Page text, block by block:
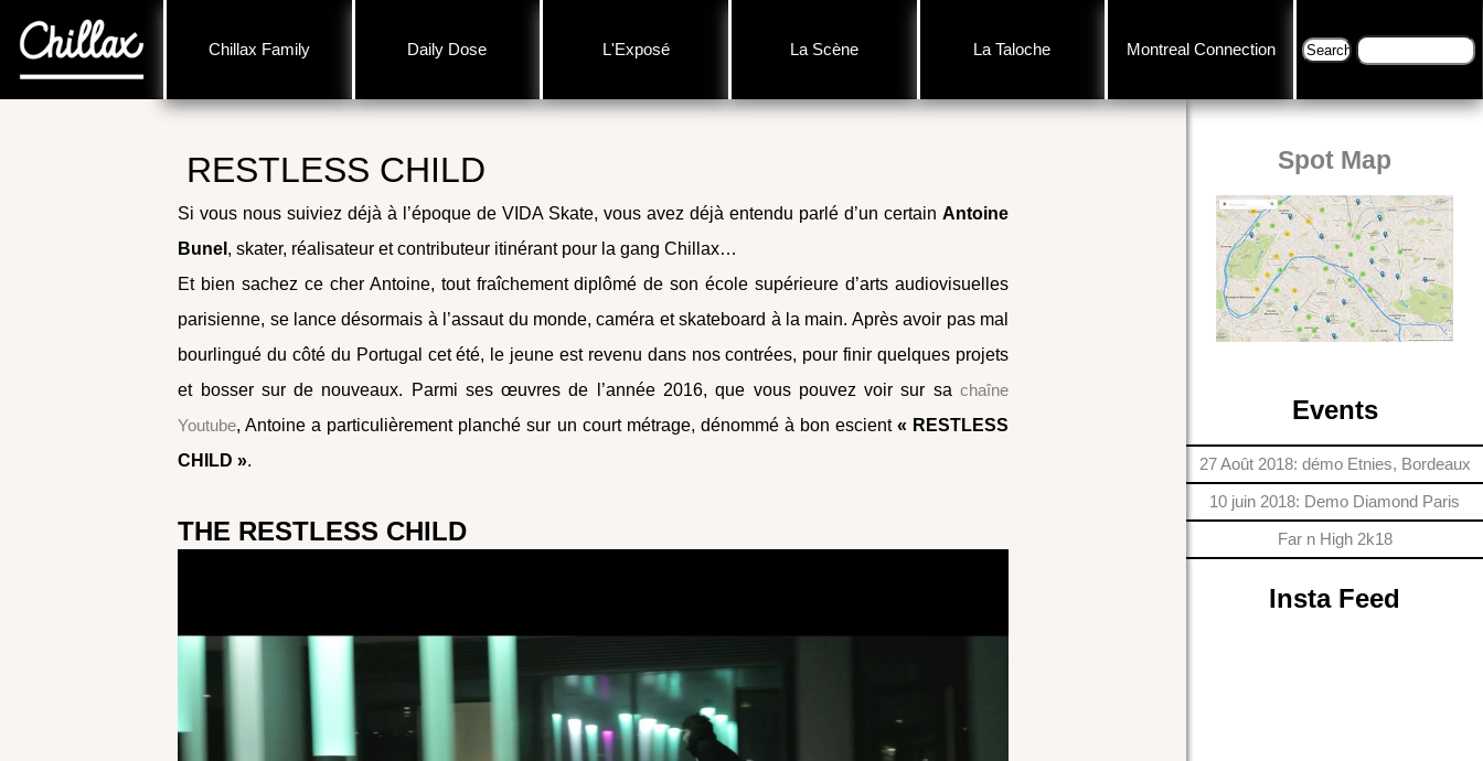
Chillax Family Daily Dose L'Exposé La Scène La Taloche Montreal Connection
RESTLESS CHILD
Si vous nous suiviez déjà à l’époque de VIDA Skate, vous avez déjà entendu parlé d’un certain Antoine
Bunel , skater, réalisateur et contributeur itinérant pour la gang Chillax…
Et bien sachez ce cher Antoine, tout fraîchement diplômé de son école supérieure d’arts audiovisuelles
parisienne, se lance désormais à l’assaut du monde, caméra et skateboard à la main. Après avoir pas mal
bourlingué du côté du Portugal cet été, le jeune est revenu dans nos contrées, pour finir quelques projets
et bosser sur de nouveaux. Parmi ses œuvres de l’année 2016, que vous pouvez voir sur sa chaîne
Youtube, Antoine a particulièrement planché sur un court métrage, dénommé à bon escient « RESTLESS
CHILD ».
THE RESTLESS CHILD
Spot Map
Events
27 Août 2018: démo Etnies, Bordeaux
10 juin 2018: Demo Diamond Paris
Far n High 2k18
Insta Feed